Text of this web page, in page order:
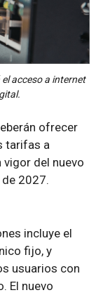
acceso a internet
ofrecer
tarifas a
vigor del nuevo
2027.
incluye el
fijo, y
usuarios con
El nuevo